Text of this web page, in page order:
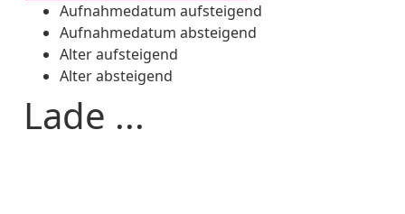
Aufnahmedatum aufsteigend
Aufnahmedatum absteigend
Alter aufsteigend
Alter absteigend
Lade ...